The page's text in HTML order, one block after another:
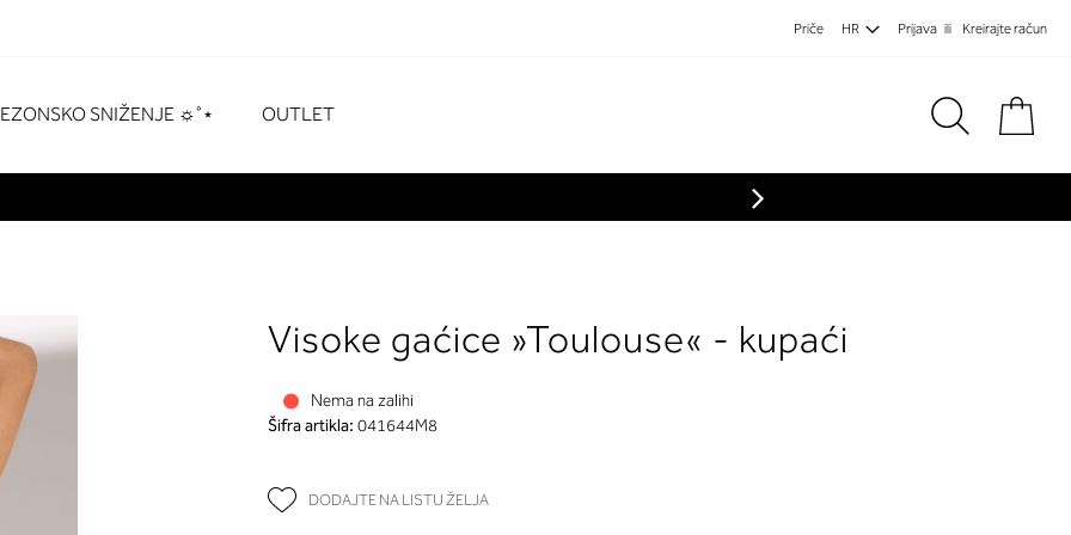
Priče HR Prijava Kreirajte račun
SNIŽENJE ☼˚⋆ OUTLET
Visoke gaćice »Toulouse« - kupaći
Nema na zalihi
Šifra artikla: 041644M8
DODAJTE NA LISTU ŽELJA